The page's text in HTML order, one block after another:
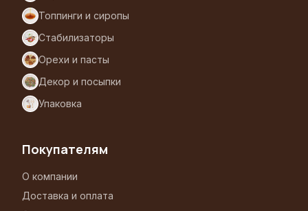
Топпинги и сиропы
Стабилизаторы
Орехи и пасты
Декор и посыпки
Упаковка
Покупателям
О компании
Доставка и оплата